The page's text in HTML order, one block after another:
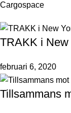
Cargospace
TRAKK i
februari 6, 2020
Tillsammans